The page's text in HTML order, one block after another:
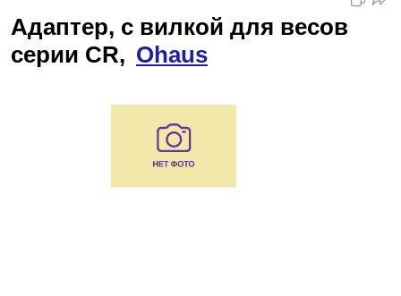
Библиотека
Адаптер, с вилкой для весов
серии CR, Ohaus